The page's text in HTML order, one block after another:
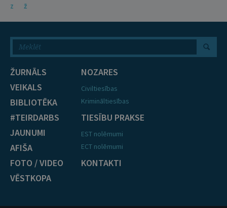
Z
Ž
ŽURNĀLS
VEIKALS
BIBLIOTĒKA
#TEIRDARBS
JAUNUMI
AFIŠA
FOTO / VIDEO
VĒSTKOPA
NOZARES
Civiltiesības
Krimināltiesības
TIESĪBU PRAKSE
EST nolēmumi
ECT nolēmumi
KONTAKTI